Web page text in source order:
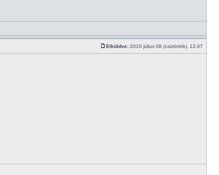
Elküldve: 2010 július 08 (csütörtök), 12:47